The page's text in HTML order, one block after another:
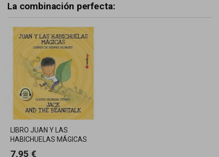
La combinación perfecta:
LIBRO JUAN Y LAS
HABICHUELAS MÁGICAS
7,95 €